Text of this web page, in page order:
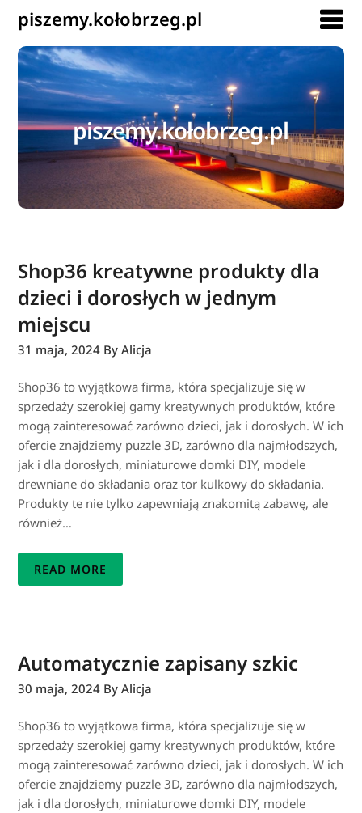
piszemy.kołobrzeg.pl
piszemy.kołobrzeg.pl
Shop36 kreatywne produkty dla
dzieci i dorosłych w jednym
miejscu
31 maja, 2024 By Alicja
Shop36 to wyjątkowa firma, która specjalizuje się w
sprzedaży szerokiej gamy kreatywnych produktów, które
mogą zainteresować zarówno dzieci, jak i dorosłych. W ich
ofercie znajdziemy puzzle 3D, zarówno dla najmłodszych,
jak i dla dorosłych, miniaturowe domki DIY, modele
drewniane do składania oraz tor kulkowy do składania.
Produkty te nie tylko zapewniają znakomitą zabawę, ale
również…
READ MORE
Automatycznie zapisany szkic
30 maja, 2024 By Alicja
Shop36 to wyjątkowa firma, która specjalizuje się w
sprzedaży szerokiej gamy kreatywnych produktów, które
mogą zainteresować zarówno dzieci, jak i dorosłych. W ich
ofercie znajdziemy puzzle 3D, zarówno dla najmłodszych,
jak i dla dorosłych, miniaturowe domki DIY, modele